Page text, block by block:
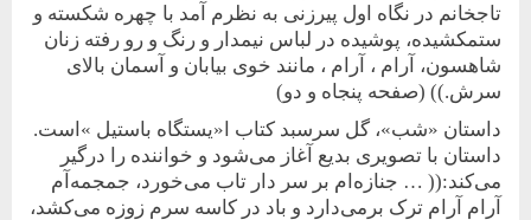
تاجخانم در نگاه اول پیرزنی به نظرم آمد با چهره شکسته و
ستمکشیده، پوشیده در لباس نیمدار و رنگ و رو رفته زنان
شاهسون، آرام ، آرام ، مانند خوی بیابان و آسمان بالای
سرش.)) (صفحه پنجاه و دو)
داستان «شب»، گل سرسبد کتاب ا«یستگاه باستیل »است.
داستان با تصویری بدیع آغاز می‌شود و خواننده را درگیر
می‌کند:(( … جنازه‌ام بر سر دار تاب می‌خورد، جمجمه‌آم
آرام آرام ترک بر‌می‌دارد و باد در کاسه سرم زوزه می‌کشد،